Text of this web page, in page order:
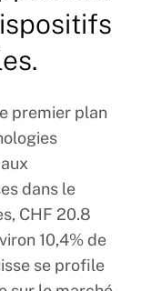
premier plan
dans le
CHF 20.8
10,4% de
se profile